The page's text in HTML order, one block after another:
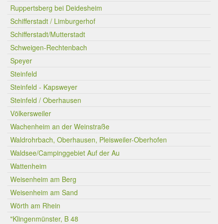
Ruppertsberg bei Deidesheim
Schifferstadt / Limburgerhof
Schifferstadt/Mutterstadt
Schweigen-Rechtenbach
Speyer
Steinfeld
Steinfeld - Kapsweyer
Steinfeld / Oberhausen
Völkersweiler
Wachenheim an der Weinstraße
Waldrohrbach, Oberhausen, Pleisweiler-Oberhofen
Waldsee/Campinggebiet Auf der Au
Wattenheim
Weisenheim am Berg
Weisenheim am Sand
Wörth am Rhein
"Klingenmünster, B 48